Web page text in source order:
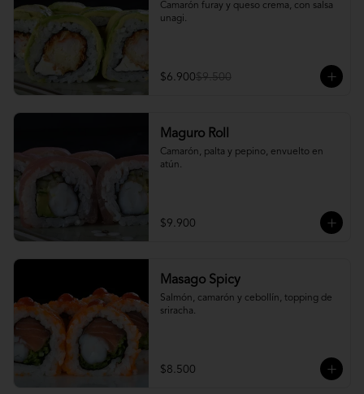
Camarón furay y queso crema, con salsa
unagi.
$6.900$9.500
Maguro Roll
Camarón, palta y pepino, envuelto en
atún.
$9.900
Masago Spicy
Salmón, camarón y cebollín, topping de
sriracha.
$8.500